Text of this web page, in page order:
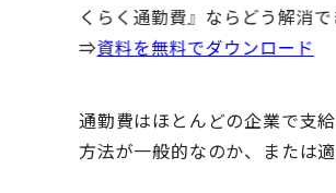
通勤費はほとんどの企業で支
方法が一般的なのか、または